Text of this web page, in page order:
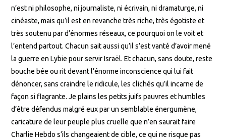
n’est ni philosophe, ni journaliste, ni écrivain, ni dramaturge, ni
cinéaste, mais qu’il est en revanche très riche, très égotiste et
très soutenu par d’énormes réseaux, ce pourquoi on le voit et
l’entend partout. Chacun sait aussi qu’il s’est vanté d’avoir mené
la guerre en Lybie pour servir Israël. Et chacun, sans doute, reste
bouche bée ou rit devant l’énorme inconscience qui lui fait
dénoncer, sans craindre le ridicule, les clichés qu’il incarne de
façon si flagrante. Je plains les petits juifs pauvres et humbles
d’être défendus malgré eux par un semblable énergumène,
caricature de leur peuple plus cruelle que n’en saurait faire
Charlie Hebdo s’ils changeaient de cible, ce qui ne risque pas